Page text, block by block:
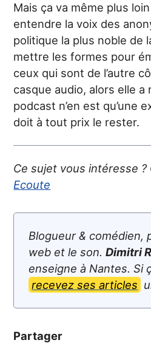
Mais ça va même plus
entendre la voix des
politique la plus noble de
mettre les formes pour
ceux qui sont de l’autre
casque audio, alors elle a
podcast n’en est qu’une
doit à tout prix le rester.
Ce sujet vous intéresse ?
Ecoute
Blogueur & comédien,
web et le son.Dimitri
enseigne à Nantes. Si
recevez ses articles
Partager